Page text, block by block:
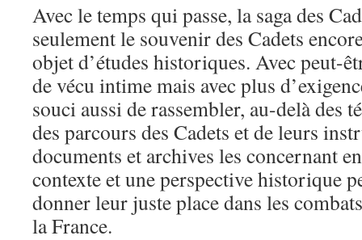
Avec le temps qui passe, la saga des
seulement le souvenir des Cadets
objet d’études historiques. Avec peut-
de vécu intime mais avec plus
souci aussi de rassembler, au-delà des
des parcours des Cadets et de leurs
documents et archives les concernant
contexte et une perspective historique
donner leur juste place dans les
la France.